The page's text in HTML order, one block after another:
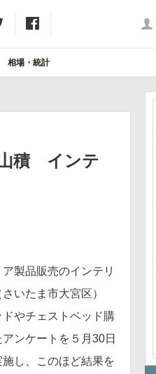
相場・統計
積 インテ
製品販売のインテリ
いたま市大宮区）
やチェストベッド購
ンケートを５月30日
し、このほど結果を